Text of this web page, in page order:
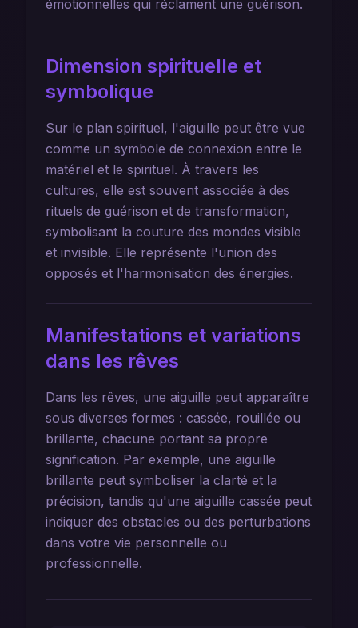
émotionnelles qui réclament une guérison.
Dimension spirituelle et
symbolique
Sur le plan spirituel, l'aiguille peut être vue
comme un symbole de connexion entre le
matériel et le spirituel. À travers les
cultures, elle est souvent associée à des
rituels de guérison et de transformation,
symbolisant la couture des mondes visible
et invisible. Elle représente l'union des
opposés et l'harmonisation des énergies.
Manifestations et variations
dans les rêves
Dans les rêves, une aiguille peut apparaître
sous diverses formes : cassée, rouillée ou
brillante, chacune portant sa propre
signification. Par exemple, une aiguille
brillante peut symboliser la clarté et la
précision, tandis qu'une aiguille cassée peut
indiquer des obstacles ou des perturbations
dans votre vie personnelle ou
professionnelle.